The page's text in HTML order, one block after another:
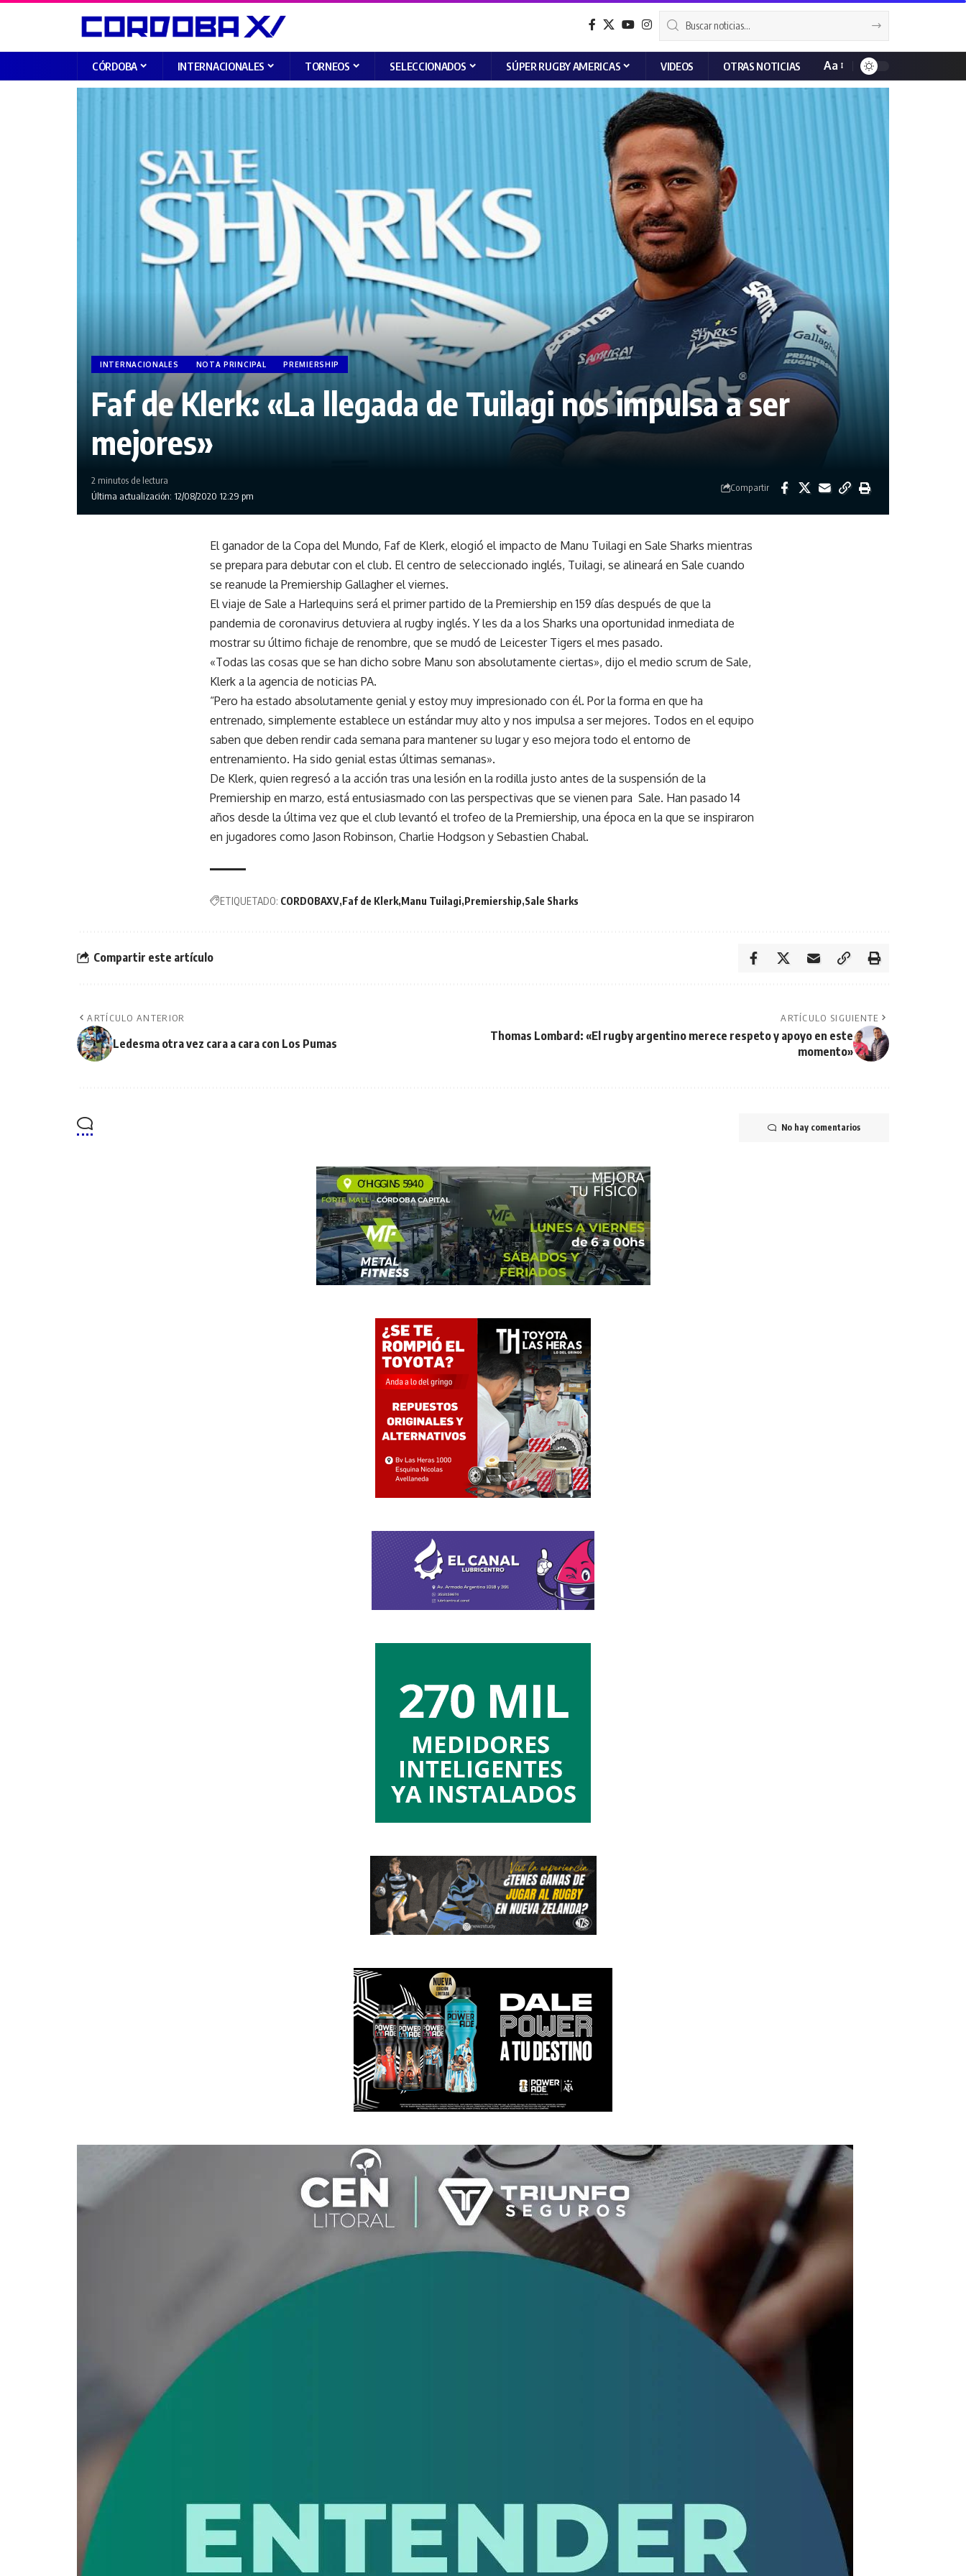
CÓRDOBA INTERNACIONALES TORNEOS SELECCIONADOS SÚPER RUGBY AMERICAS VIDEOS OTRAS NOTICIAS Aa
INTERNACIONALES NOTA PRINCIPAL PREMIERSHIP
Faf de Klerk: «La llegada de Tuilagi nos impulsa a ser
mejores»
Última actualización: 12/08/2020 12:29 pm
2 minutos de lectura
Compartir
El ganador de la Copa del Mundo, Faf de Klerk, elogió el impacto de Manu Tuilagi en Sale Sharks mientras
se prepara para debutar con el club. El centro de seleccionado inglés, Tuilagi, se alineará en Sale cuando
se reanude la Premiership Gallagherel viernes.
El viaje de Sale a Harlequins será el primer partido de la Premiership en 159 días después de que la
pandemia de coronavirus detuviera al rugby inglés. Y les da a los Sharks una oportunidad inmediata de
mostrar su último fichaje de renombre, que se mudó de LeicesterTigers el mes pasado.
«Todas las cosas que se han dicho sobre Manu son absolutamente ciertas», dijo el medio scrum de Sale,
Klerk a la agencia de noticias PA.
“Pero ha estado absolutamente genial y estoy muy impresionado con él. Por la forma en que ha
entrenado, simplemente establece un estándar muy alto y nos impulsa a ser mejores. Todos en el equipo
saben que deben rendir cada semana para mantener su lugar y eso mejora todo el entorno de
entrenamiento. Ha sido genial estas últimas semanas».
De Klerk, quien regresó a la acción tras una lesión en la rodilla justo antes de la suspensión de la
Premiership en marzo, está entusiasmado con las perspectivas que se vienen para Sale. Han pasado 14
años desde la última vez que el club levantó el trofeo de la Premiership, una época en la que se inspiraron
en jugadores como Jason Robinson, Charlie Hodgson y Sebastien Chabal.
ETIQUETADO: CORDOBAXV Faf de Klerk Manu Tuilagi Premiership Sale Sharks
Compartir este artículo
ARTÍCULO ANTERIOR
Ledesma otra vez cara a cara con Los Pumas
ARTÍCULO SIGUIENTE
Thomas Lombard: «El rugby argentino merece respeto y apoyo en este
momento»
No hay comentarios